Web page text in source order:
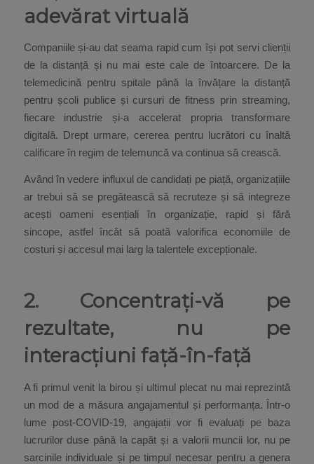
adevărat virtuală
Companiile și-au dat seama rapid cum își pot servi clienții
de la distanță și nu mai este cale de întoarcere. De la
telemedicină pentru spitale până la învățare la distanță
pentru școli publice și cursuri de fitness prin streaming,
fiecare industrie și-a accelerat propria transformare
digitală. Drept urmare, cererea pentru lucrători cu înaltă
calificare în regim de telemuncă va continua să crească.
Având în vedere influxul de candidați pe piață, organizațiile
ar trebui să se pregătească să recruteze și să integreze
acești oameni esențiali în organizație, rapid și fără
sincope, astfel încât să poată valorifica economiile de
costuri și accesul mai larg la talentele excepționale.
2. Concentrați-vă pe
rezultate, nu pe
interacțiuni față-în-față
A fi primul venit la birou și ultimul plecat nu mai reprezintă
un mod de a măsura angajamentul și performanța. Într-o
lume post-COVID-19, angajații vor fi evaluați pe baza
lucrurilor duse până la capăt și a valorii muncii lor, nu pe
sarcinile individuale și pe timpul necesar pentru a genera